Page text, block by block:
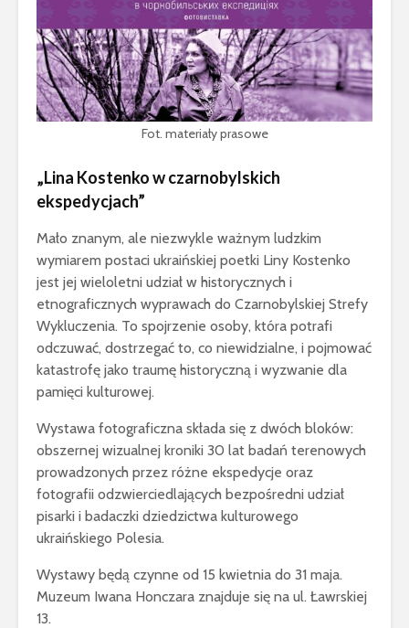
Fot. materiały prasowe
„Lina Kostenko w czarnobylskich
ekspedycjach”
Mało znanym, ale niezwykle ważnym ludzkim
wymiarem postaci ukraińskiej poetki Liny Kostenko
jest jej wieloletni udział w historycznych i
etnograficznych wyprawach do Czarnobylskiej Strefy
Wykluczenia. To spojrzenie osoby, która potrafi
odczuwać, dostrzegać to, co niewidzialne, i pojmować
katastrofę jako traumę historyczną i wyzwanie dla
pamięci kulturowej.
Wystawa fotograficzna składa się z dwóch bloków:
obszernej wizualnej kroniki 30 lat badań terenowych
prowadzonych przez różne ekspedycje oraz
fotografii odzwierciedlających bezpośredni udział
pisarki i badaczki dziedzictwa kulturowego
ukraińskiego Polesia.
Wystawy będą czynne od 15 kwietnia do 31 maja.
Muzeum Iwana Honczara znajduje się na ul. Ławrskiej
13.